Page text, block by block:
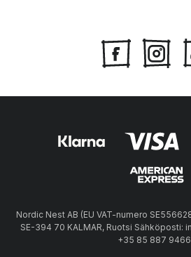
Nordic Nest AB (EU VAT-numero
SE-394 70 KALMAR, Ruotsi Sähköposti:
+35 85 887